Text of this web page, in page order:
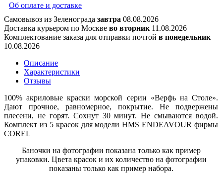
Об оплате и доставке
Самовывоз из Зеленограда завтра 08.08.2026
Доставка курьером по Москве во вторник 11.08.2026
Комплектование заказа для отправки почтой в понедельник
10.08.2026
Описание
Характеристики
Отзывы
100% акриловые краски морской серии «Верфь на Столе».
Дают прочное, равномерное, покрытие. Не подвержены
плесени, не горят. Сохнут 30 минут. Не смываются водой.
Комплект из 5 красок для модели HMS ENDEAVOUR фирмы
COREL
Баночки на фотографии показана только как пример
упаковки. Цвета красок и их количество на фотографии
показаны только как пример набора.